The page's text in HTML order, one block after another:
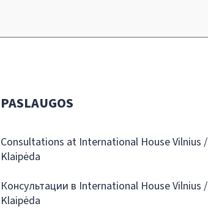
PASLAUGOS
Consultations at International House Vilnius /
Klaipėda
Консультации в International House Vilnius /
Klaipėda